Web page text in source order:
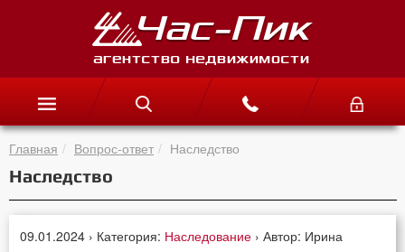
Главная Вопрос-ответ Наследство
Наследство
09.01.2024 › Категория: Наследование › Автор: Ирина